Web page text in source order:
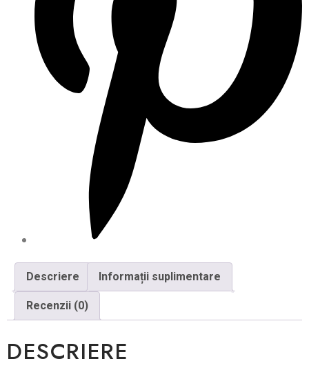
Descriere
Informații suplimentare
Recenzii (0)
DESCRIERE